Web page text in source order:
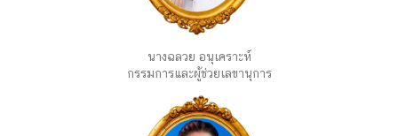
นางฉลวย อนุเคราะห์
กรรมการและผู้ช่วยเลขานุการ